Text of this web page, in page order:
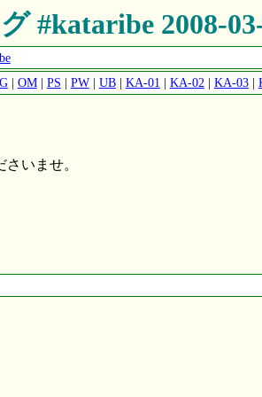
#kataribe 2008-
| OM| PS | PW| UB| KA-01 | KA-02 | KA-03|
さいませ。